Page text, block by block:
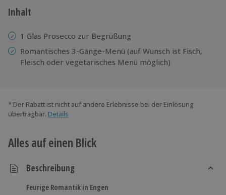
Inhalt
1 Glas Prosecco zur Begrüßung
Romantisches 3-Gänge-Menü (auf Wunsch ist Fisch,
Fleisch oder vegetarisches Menü möglich)
* Der Rabatt ist nicht auf andere Erlebnisse bei der Einlösung
übertragbar. Details
Alles auf einen Blick
Beschreibung
Feurige Romantik in Engen